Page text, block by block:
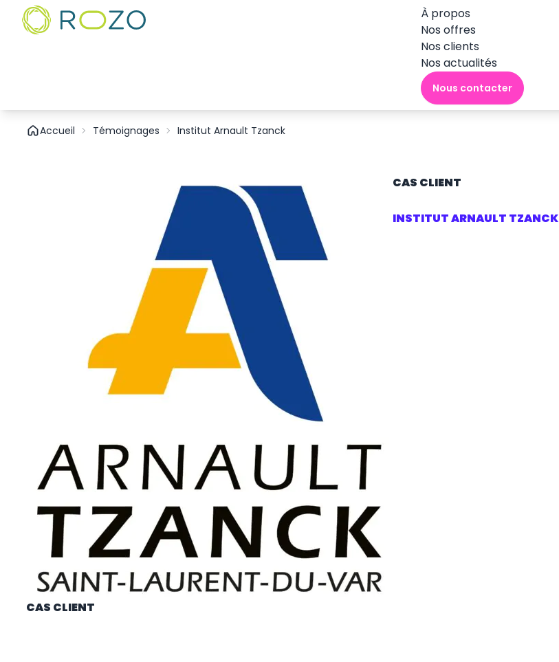
À propos
Nos offres
Nos clients
Nos actualités
Nous contacter
Accueil Témoignages Institut Arnault Tzanck
CAS CLIENT
CAS CLIENT
INSTITUT ARNAULT TZANCK